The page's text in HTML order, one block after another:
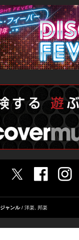
ジャンル 洋楽 邦楽